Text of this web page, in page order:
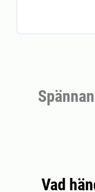
Vad